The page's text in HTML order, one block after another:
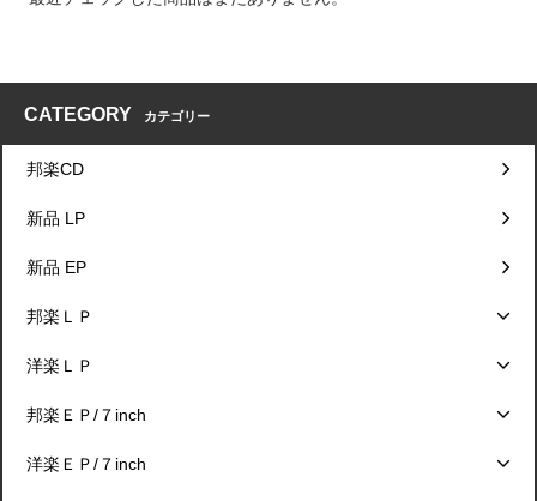
CATEGORY カテゴリー
邦楽CD
新品 LP
新品 EP
邦楽ＬＰ
洋楽ＬＰ
邦楽ＥＰ/７inch
洋楽ＥＰ/７inch